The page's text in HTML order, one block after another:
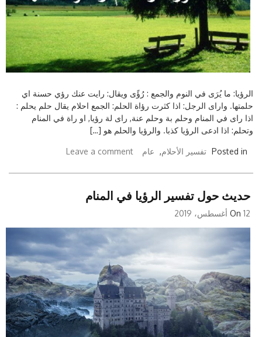
الرؤيا: ما يُرَى في النوم والجمع : رُؤًى ويقال: رايت عنك رؤي حسنة اي
حلمتها. واراى الرجل: اذا كثرت رؤاة الحلم: الجمع احلام يقال حلم يحلم :
اذا راى في المنام وحلم بة وحلم عنة, راى لة رؤيا, او راة في المنام
وتحلم: اذا ادعى الرؤيا كذبا. والرؤيا والحلم هو […]
Posted in تفسير الأحلام, عام Leave a comment
حديث حول تفسير الرؤيا في المنام
On 12 أغسطس، 2019